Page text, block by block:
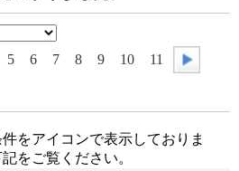
5 6 7 8 9 10 11
をアイコンで表示しておりま
をご覧ください。